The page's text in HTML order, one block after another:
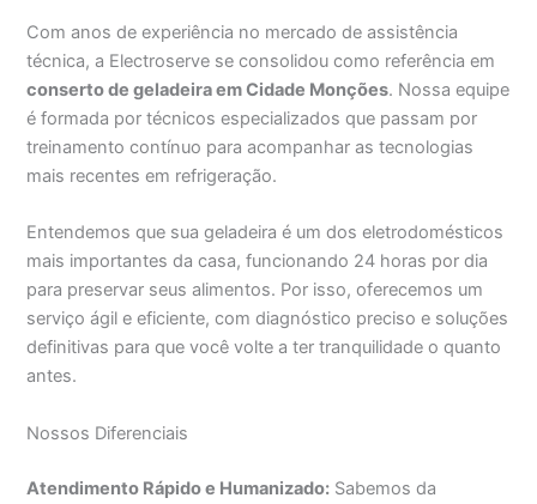
Com anos de experiência no mercado de assistência
técnica, a Electroserve se consolidou como referência em
conserto de geladeira em Cidade Monções. Nossa equipe
é formada por técnicos especializados que passam por
treinamento contínuo para acompanhar as tecnologias
mais recentes em refrigeração.
Entendemos que sua geladeira é um dos eletrodomésticos
mais importantes da casa, funcionando 24 horas por dia
para preservar seus alimentos. Por isso, oferecemos um
serviço ágil e eficiente, com diagnóstico preciso e soluções
definitivas para que você volte a ter tranquilidade o quanto
antes.
Nossos Diferenciais
Atendimento Rápido e Humanizado: Sabemos da